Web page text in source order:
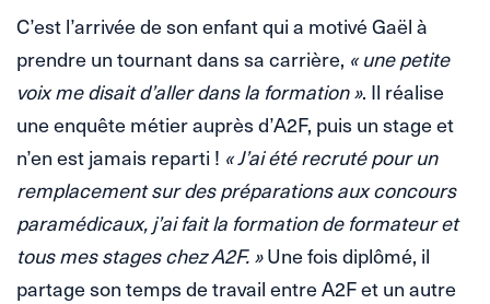
C’est l’arrivée de son enfant qui a motivé Gaël à
prendre un tournant dans sa carrière, « une petite
voix me disait d’aller dans la formation ». Il réalise
une enquête métier auprès d’A2F, puis un stage et
n’en est jamais reparti ! « J’ai été recruté pour un
remplacement sur des préparations aux concours
paramédicaux, j’ai fait la formation de formateur et
tous mes stages chez A2F. »Une fois diplômé, il
partage son temps de travail entre A2F et un autre